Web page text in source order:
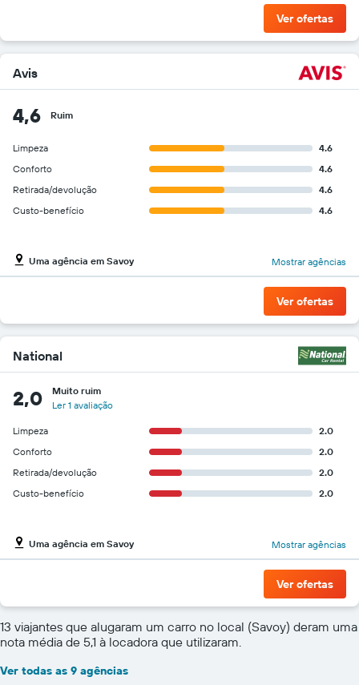
Ver ofertas
Avis
4,6 Ruim
Limpeza
4.6
Conforto
4.6
Retirada/devolução
4.6
Custo-benefício
4.6
Uma agência em Savoy Mostrar agências
Ver ofertas
National
2,0
Muito ruim
Ler 1 avaliação
Limpeza
2.0
Conforto
2.0
Retirada/devolução
2.0
Custo-benefício
2.0
Uma agência em Savoy Mostrar agências
Ver ofertas
13 viajantes que alugaram um carro no local (Savoy) deram uma
nota média de 5,1 à locadora que utilizaram.
Ver todas as 9 agências